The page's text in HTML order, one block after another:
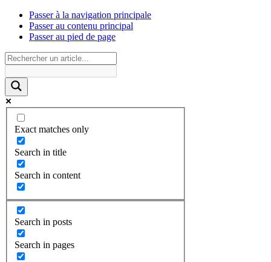
Passer à la navigation principale
Passer au contenu principal
Passer au pied de page
Exact matches only
Search in title
Search in content
Search in posts
Search in pages